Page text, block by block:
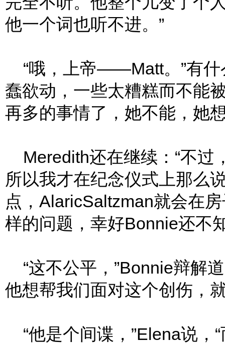
他一个词也听不进。”
“哦，上帝——Matt。”有什
蠢欲动，一些太糟糕而不能
再多的事情了，她不能，她
Meredith还在继续：“不过
所以我才在纪念仪式上那么
点，AlaricSaltzman就会在
样的问题，幸好Bonnie还不
“这不公平，”Bonnie辩解
他想帮我们面对这个创伤，
“他是个间谍，”Elena说，